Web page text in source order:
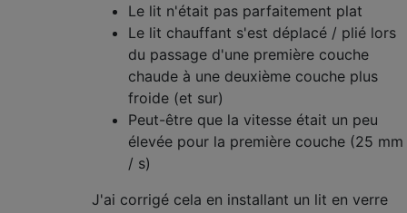
Le lit n'était pas parfaitement plat
Le lit chauffant s'est déplacé / plié lors
du passage d'une première couche
chaude à une deuxième couche plus
froide (et sur)
Peut-être que la vitesse était un peu
élevée pour la première couche (25 mm
/ s)
J'ai corrigé cela en installant un lit en verre